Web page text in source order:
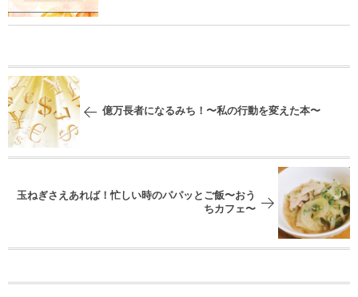
億万長者になるみち！〜私の行動を変えた本〜
玉ねぎさえあれば！忙しい時のパパッとご飯〜おう
ちカフェ〜